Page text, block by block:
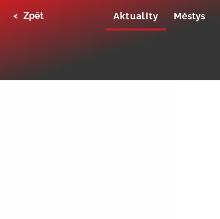
< Zpět Aktuality Městys